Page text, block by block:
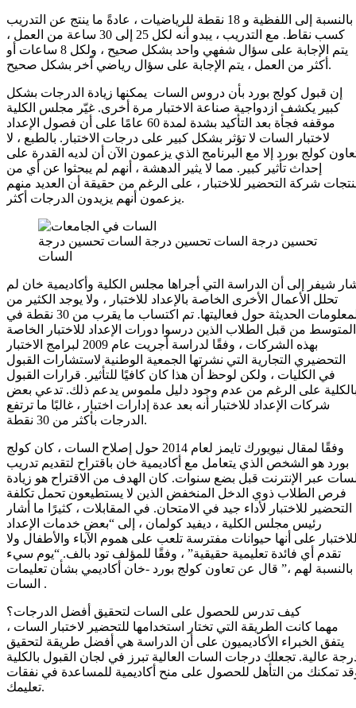
بالنسبة إلى اللفظية و 18 نقطة للرياضيات ، عادةً ما ينتج عن التدريب
كسب نقاط. مع التدريب ، يبدو أنه لكل 25 إلى 30 ساعة من العمل ،
يتم الإجابة على سؤال شفهي واحد بشكل صحيح ، ولكل 8 ساعات أو
أكثر من العمل ، يتم الإجابة على سؤال رياضي آخر بشكل صحيح.
إن قبول كولج بورد بأن دروس السات يمكنها زيادة الدرجات بشكل
كبير يكشف ازدواجية صناعة الاختبار مرة أخرى. غيّر مجلس الكلية
موقفه فجأة بعد التأكيد بشدة لمدة 60 عامًا على أن فصول الإعداد
لاختبار السات لا تؤثر بشكل كبير على درجات الاختبار. بالطبع ، لا
كولج بورد إلا مع البرنامج الذي يزعمون الآن أن لديه القدرة على
إحداث تأثير كبير. مما لا يثير الدهشة ، أنهم لم يبحثوا عن أي من
شركة التحضير للاختبار ، على الرغم من حقيقة أن العديد منهم
يزعمون أنهم يزيدون الدرجات أكثر.
تحسين درجة السات تحسين درجة السات تحسين درجة
السات
شيفر إلى أن الدراسة التي أجراها مجلس الكلية وأكاديمية خان لم
تحلل الأعمال الأخرى الخاصة بالإعداد للاختبار ، ولا يوجد الكثير من
المعلومات الحديثة حول فعاليتها. تم اكتساب ما يقرب من 30 نقطة في
المتوسط ​​من قبل الطلاب الذين درسوا دورات الإعداد للاختبار الخاصة
بهذه الشركات ، وفقًا لدراسة أجريت عام 2009 لبرامج الاختبار
التحضيري التجارية التي نشرتها الجمعية الوطنية لاستشارات القبول
في الكليات ، ولكن لوحظ أن هذا كان كافيًا للتأثير. قرارات القبول
على الرغم من عدم وجود دليل ملموس يدعم ذلك. تدعي بعض
شركات الإعداد للاختبار أنه بعد عدة إدارات اختبار ، غالبًا ما ترتفع
الدرجات بأكثر من 30 نقطة.
وفقًا لمقال نيويورك تايمز لعام 2014 حول إصلاح السات ، كان كولج
بورد هو الشخص الذي يتعامل مع أكاديمية خان باقتراح لتقديم تدريب
عبر الإنترنت قبل بضع سنوات. كان الهدف من الاقتراح هو زيادة
فرص الطلاب ذوي الدخل المنخفض الذين لا يستطيعون تحمل تكلفة
التحضير للاختبار لأداء جيد في الامتحان. في المقابلات ، كثيرًا ما أشار
رئيس مجلس الكلية ، ديفيد كولمان ، إلى “بعض خدمات الإعداد
على أنها حيوانات مفترسة تلعب على هموم الآباء والأطفال ولا
تقدم أي فائدة تعليمية حقيقية” ، وفقًا للمؤلف تود بالف. “يوم سيء
بالنسبة لهم ،” قال عن تعاون كولج بورد -خان أكاديمي بشأن تعليمات
السات .
كيف تدرس للحصول على السات لتحقيق أفضل الدرجات؟
مهما كانت الطريقة التي تختار استخدامها للتحضير لاختبار السات ،
يتفق الخبراء الأكاديميون على أن الدراسة هي أفضل طريقة لتحقيق
عالية. تجعلك درجات السات العالية تبرز في لجان القبول بالكلية
تمكنك من التأهل للحصول على منح أكاديمية للمساعدة في نفقات
تعليمك.